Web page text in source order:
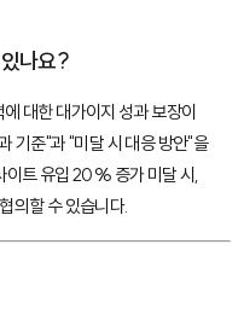
나요?
대한 대가이지 성과 보장이
기준"과 "미달 시 대응 방안"을
이트 유입 20% 증가 미달 시,
의할 수 있습니다.